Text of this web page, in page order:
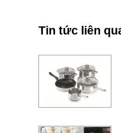
Tin tức liên